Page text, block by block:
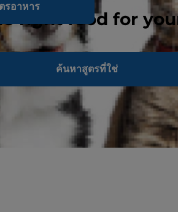
right food for
ค้นหาสูตรที่ใช่
รอาหาร